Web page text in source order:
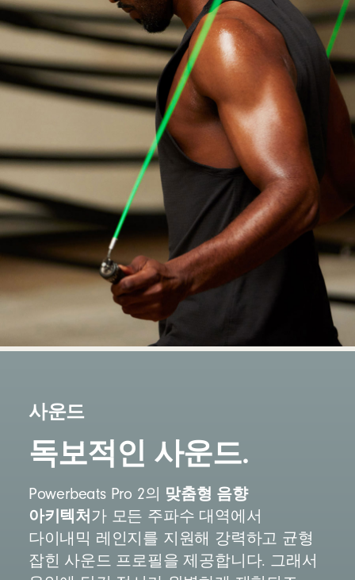
사운드
독보적인 사운드.
Powerbeats Pro 2의 맞춤형 음향
아키텍처 가 모든 주파수 대역에서
다이내믹 레인지를 지원해 강력하고 균형
잡힌 사운드 프로필을 제공합니다. 그래서